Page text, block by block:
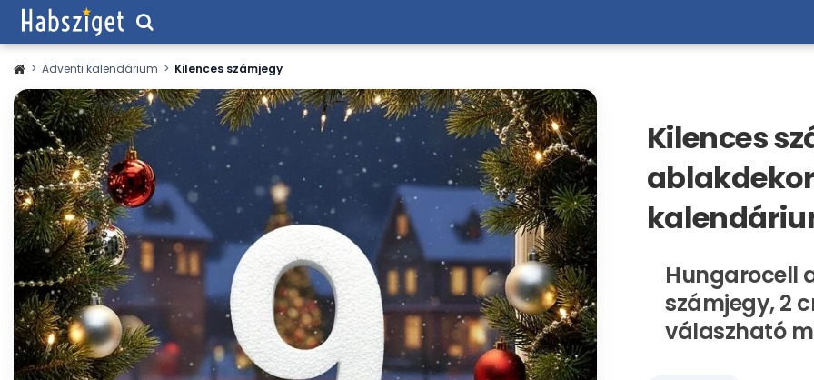
> Adventi kalendárium > Kilences számjegy
Kilences
Hungarocell
számjegy, 2
válaszható